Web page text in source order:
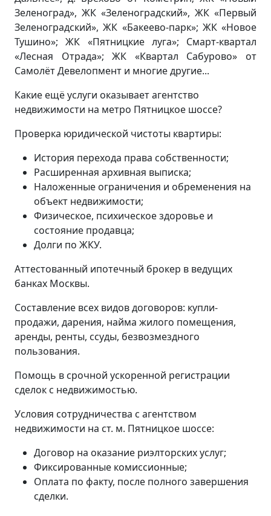
Зеленоград», ЖК «Зеленоградский», ЖК «Первый
Зеленоградский», ЖК «Бакеево-парк»; ЖК «Новое
Тушино»; ЖК «Пятницкие луга»; Смарт-квартал
«Лесная Отрада»; ЖК «Квартал Сабурово» от
Самолёт Девелопмент и многие другие...
Какие ещё услуги оказывает агентство
недвижимости на метро Пятницкое шоссе?
Проверка юридической чистоты квартиры:
История перехода права собственности;
Расширенная архивная выписка;
Наложенные ограничения и обременения на
объект недвижимости;
Физическое, психическое здоровье и
состояние продавца;
Долги по ЖКУ.
Аттестованный ипотечный брокер в ведущих
банках Москвы.
Составление всех видов договоров: купли-
продажи, дарения, найма жилого помещения,
аренды, ренты, ссуды, безвозмездного
пользования.
Помощь в срочной ускоренной регистрации
сделок с недвижимостью.
Условия сотрудничества с агентством
недвижимости на ст. м. Пятницкое шоссе:
Договор на оказание риэлторских услуг;
Фиксированные комиссионные;
Оплата по факту, после полного завершения
сделки.